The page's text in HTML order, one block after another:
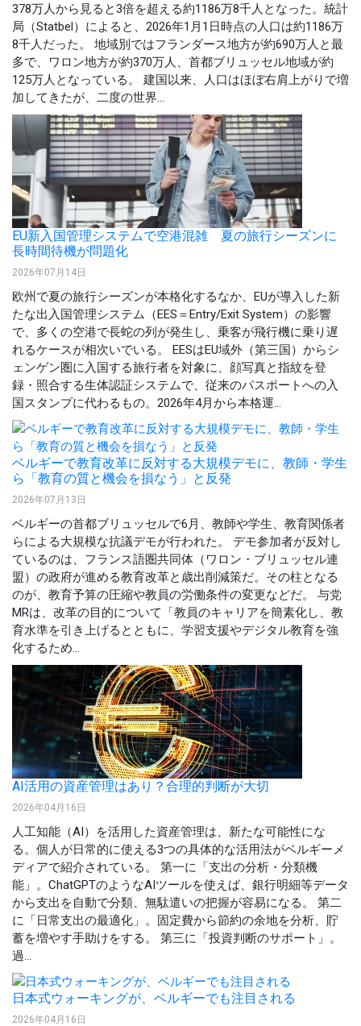
378万人から見ると3倍を超える約1186万8千人となった。統計
局（Statbel）によると、2026年1月1日時点の人口は約1186万
8千人だった。 地域別ではフランダース地方が約690万人と最
多で、ワロン地方が約370万人、首都ブリュッセル地域が約
125万人となっている。 建国以来、人口はほぼ右肩上がりで増
加してきたが、二度の世界...
EU新入国管理システムで空港混雑 夏の旅行シーズンに
長時間待機が問題化
2026年07月14日
欧州で夏の旅行シーズンが本格化するなか、EUが導入した新
たな出入国管理システム（EES＝Entry/Exit System）の影響
で、多くの空港で長蛇の列が発生し、乗客が飛行機に乗り遅
れるケースが相次いでいる。 EESはEU域外（第三国）からシ
ェンゲン圏に入国する旅行者を対象に、顔写真と指紋を登
録・照合する生体認証システムで、従来のパスポートへの入
国スタンプに代わるもの。2026年4月から本格運...
ベルギーで教育改革に反対する大規模デモに、教師・学生
ら「教育の質と機会を損なう」と反発
2026年07月13日
ベルギーの首都ブリュッセルで6月、教師や学生、教育関係者
らによる大規模な抗議デモが行われた。 デモ参加者が反対し
ているのは、フランス語圏共同体（ワロン・ブリュッセル連
盟）の政府が進める教育改革と歳出削減策だ。その柱となる
のが、教育予算の圧縮や教員の労働条件の変更などだ。 与党
MRは、改革の目的について「教員のキャリアを簡素化し、教
育水準を引き上げるとともに、学習支援やデジタル教育を強
化するため...
AI活用の資産管理はあり？合理的判断が大切
2026年04月16日
人工知能（AI）を活用した資産管理は、新たな可能性にな
る。個人が日常的に使える3つの具体的な活用法がベルギーメ
ディアで紹介されている。 第一に「支出の分析・分類機
能」。ChatGPTのようなAIツールを使えば、銀行明細等データ
から支出を自動で分類、無駄遣いの把握が容易になる。 第二
に「日常支出の最適化」。固定費から節約の余地を分析、貯
蓄を増やす手助けをする。 第三に「投資判断のサポート」。
過...
日本式ウォーキングが、ベルギーでも注目される
2026年04月16日